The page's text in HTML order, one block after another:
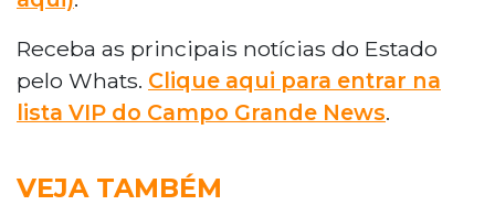
Receba as principais notícias do Estado
pelo Whats. Clique aqui para entrar na
lista VIP do Campo Grande News.
VEJA TAMBÉM